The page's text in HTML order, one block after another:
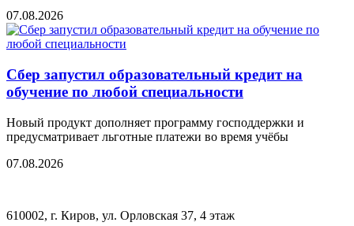
07.08.2026
Сбер запустил образовательный кредит на
обучение по любой специальности
Новый продукт дополняет программу господдержки и
предусматривает льготные платежи во время учёбы
07.08.2026
610002, г. Киров, ул. Орловская 37, 4 этаж